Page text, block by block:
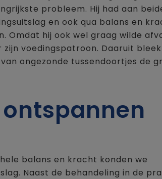
probleem. Hij had aan
en ook qua balans en
Omdat hij ook wel graag wilde
zijn voedingspatroon. Daaruit
ongezonde tussendoortjes de
balans en kracht konden we
Naast de behandeling in de